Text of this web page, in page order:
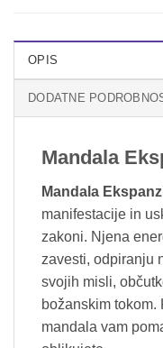
OPIS
DODATNE
Mandala
Mandala
manifestacije in
zakoni. Njena
zavesti, odpiranju
svojih misli,
božanskim tokom.
mandala vam